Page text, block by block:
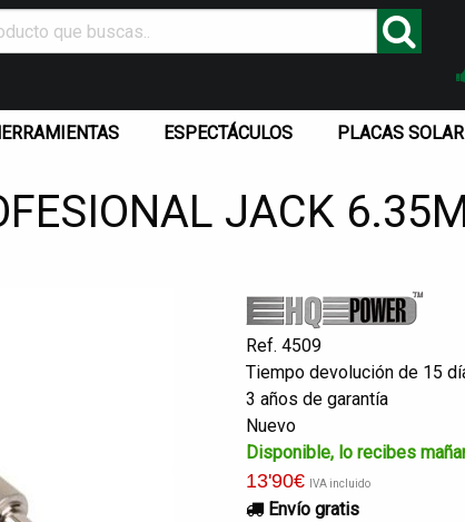
ESPECTÁCULOS PLACAS
JACK
Ref. 4509
Tiempo devolución de 15
3 años de garantía
Nuevo
Disponible, lo recibes
13'90€ IVA incluido
Envío gratis